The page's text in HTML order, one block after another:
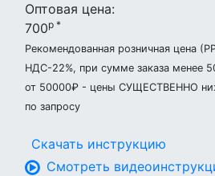
Оптовая цена:
700р *
Рекомендованная розничная цена
НДС-22%, при сумме заказа менее
от 50000₽ - цены СУЩЕСТВЕННО
по запросу
Скачать инструкцию
Смотреть